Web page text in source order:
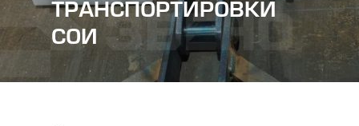
ТРАНСПОРТИРОВКИ
СОИ